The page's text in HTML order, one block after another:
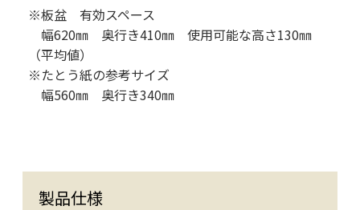
※板盆 有効スペース
幅620㎜ 奥行き410㎜ 使用可能な高さ130㎜
（平均値）
※たとう紙の参考サイズ
幅560㎜ 奥行き340㎜
製品仕様